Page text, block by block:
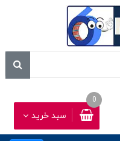
سبد خرید
0